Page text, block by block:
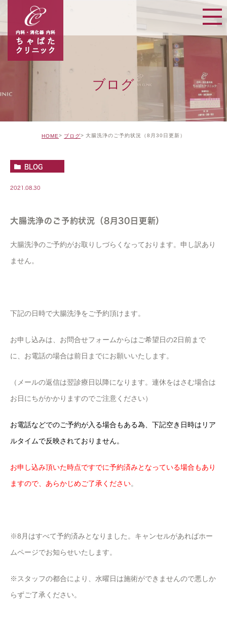
ブログ
HOME ブログ 大腸洗浄のご予約状況（8月30日更新）
BLOG
2021.08.30
大腸洗浄のご予約状況（8月30日更新）
大腸洗浄のご予約がお取りしづらくなっております。申し訳あり
ません。
下記の日時で大腸洗浄をご予約頂けます。
お申し込みは、お問合せフォームからはご希望日の2日前まで
に、お電話の場合は前日までにお願いいたします。
（メールの返信は翌診療日以降になります。連休をはさむ場合は
お日にちがかかりますのでご注意ください）
お電話などでのご予約が入る場合もある為、下記空き日時はリア
ルタイムで反映されておりません。
お申し込み頂いた時点ですでに予約済みとなっている場合もあり
ますので、あらかじめご了承ください。
※8月はすべて予約済みとなりました。キャンセルがあればホー
ムページでお知らせいたします。
※スタッフの都合により、水曜日は施術ができませんので悪しか
らずご了承ください。